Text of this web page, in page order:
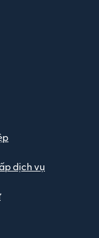
sổ mới)
dịch vụ